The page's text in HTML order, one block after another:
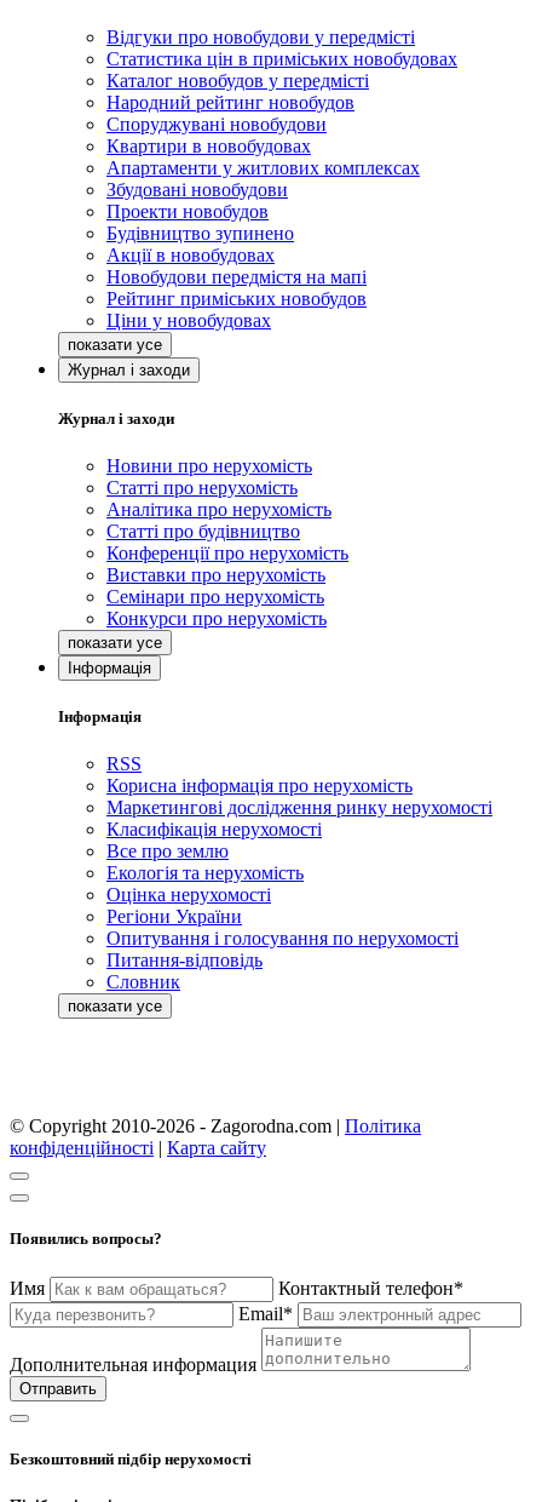
Відгуки про новобудови у передмісті
Статистика цін в приміських новобудовах
Каталог новобудов у передмісті
Народний рейтинг новобудов
Споруджувані новобудови
Квартири в новобудовах
Апартаменти у житлових комплексах
Збудовані новобудови
Проекти новобудов
Будівництво зупинено
Акції в новобудовах
Новобудови передмістя на мапі
Рейтинг приміських новобудов
Ціни у новобудовах
Журнал і заходи
Журнал і заходи
Новини про нерухомість
Статті про нерухомість
Аналітика про нерухомість
Статті про будівництво
Конференції про нерухомість
Виставки про нерухомість
Семінари про нерухомість
Конкурси про нерухомість
Інформація
Інформація
RSS
Корисна інформація про нерухомість
Маркетингові дослідження ринку нерухомості
Класифікація нерухомості
Все про землю
Екологія та нерухомість
Оцінка нерухомості
Регіони України
Опитування і голосування по нерухомості
Питання-відповідь
Словник
© Copyright 2010-2026 - Zagorodna.com | Політика
конфіденційності | Карта сайту
Появились вопросы?
Имя
Контактный телефон*
Email*
Дополнительная информация
Отправить
Безкоштовний підбір нерухомості